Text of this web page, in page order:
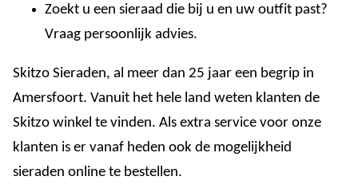
Zoekt u een sieraad die bij u en uw outfit past?
Vraag persoonlijk advies.
Skitzo Sieraden, al meer dan 25 jaar een begrip in
Amersfoort. Vanuit het hele land weten klanten de
Skitzo winkel te vinden. Als extra service voor onze
klanten is er vanaf heden ook de mogelijkheid
sieraden online te bestellen.